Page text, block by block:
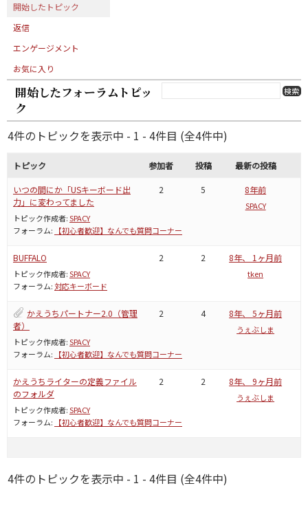
開始したトピック
返信
エンゲージメント
お気に入り
開始したフォーラムトピッ
ク
4件のトピックを表示中 - 1 - 4件目 (全4件中)
トピック 参加者 投稿 最新の投稿
いつの間にか「USキーボード出
力」に変わってました
トピック作成者:SPACY
フォーラム:
【初心者歓迎】なんでも質問コーナー
2 5 8年前
SPACY
BUFFALO
トピック作成者:SPACY
フォーラム: 対応キーボード
2 2 8年、 1ヶ月前
tken
かえうちパートナー2.0（管理
者）
トピック作成者:SPACY
フォーラム:
【初心者歓迎】なんでも質問コーナー
2 4 8年、 5ヶ月前
うぇぶしま
かえうちライターの定義ファイル
のフォルダ
トピック作成者:SPACY
フォーラム:
【初心者歓迎】なんでも質問コーナー
2 2 8年、 9ヶ月前
うぇぶしま
4件のトピックを表示中 - 1 - 4件目 (全4件中)